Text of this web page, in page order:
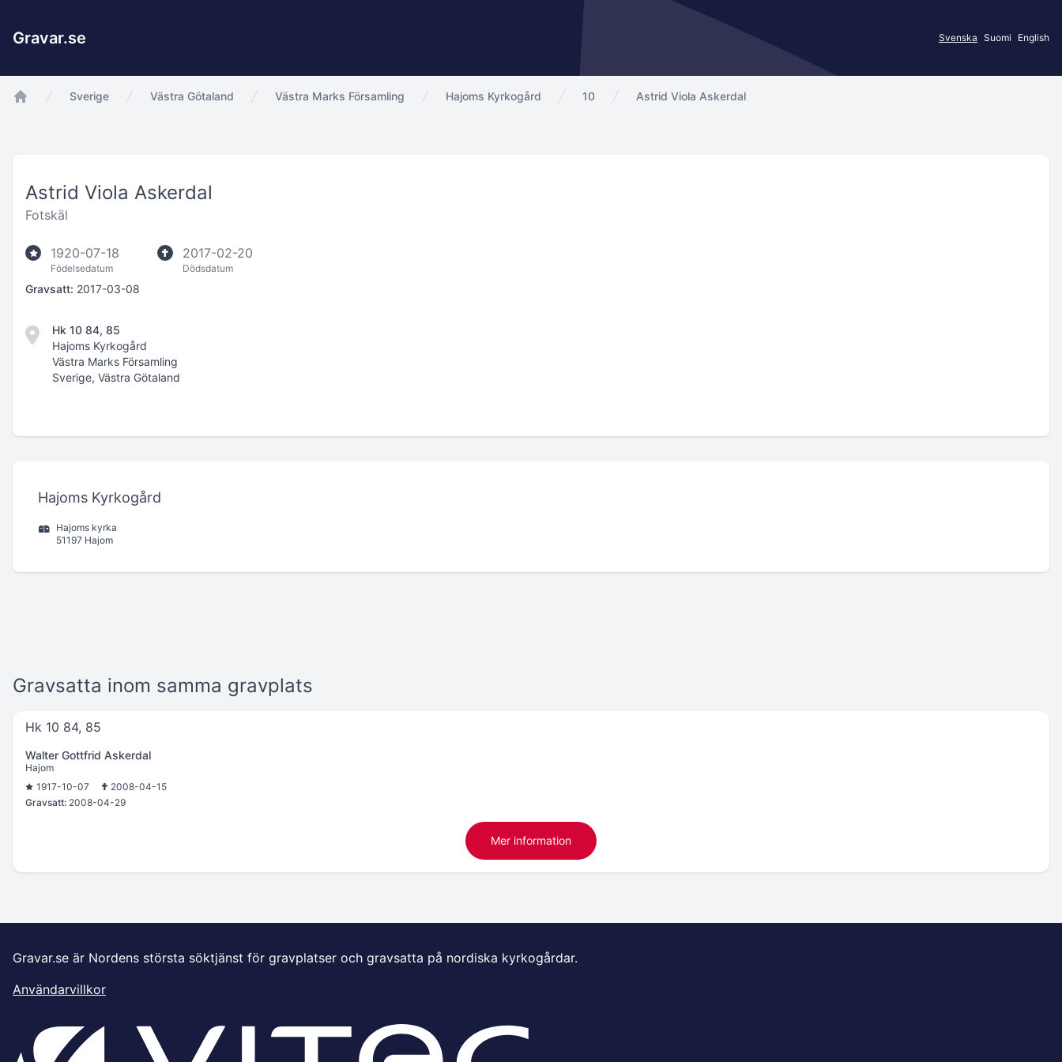
Gravar.se Svenska Suomi English
Sverige Västra Götaland Västra Marks Församling Hajoms Kyrkogård 10 Astrid Viola Askerdal
Astrid Viola Askerdal
Fotskäl
1920-07-18
Födelsedatum
2017-02-20
Dödsdatum
Gravsatt: 2017-03-08
Hk 10 84, 85
Hajoms Kyrkogård
Västra Marks Församling
Sverige, Västra Götaland
Hajoms Kyrkogård
Hajoms kyrka
51197 Hajom
Gravsatta inom samma gravplats
Hk 10 84, 85
Walter Gottfrid Askerdal
Hajom
1917-10-07
2008-04-15
Gravsatt: 2008-04-29
Mer information
Gravar.se är Nordens största söktjänst för gravplatser och gravsatta på nordiska kyrkogårdar.
Användarvillkor